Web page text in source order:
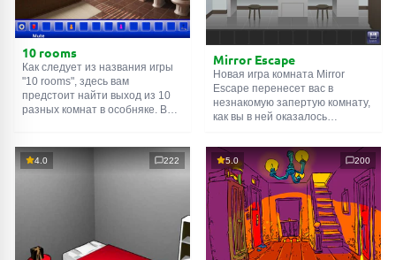
10 rooms
Как следует из названия игры
"10 rooms", здесь вам
предстоит найти выход из 10
разных комнат в особняке. В
их, чтобы выйти. Выход из
одной комнаты является
Mirror Escape
Новая игра комната Mirror
Escape перенесет вас в
незнакомую запертую комнату,
как вы в ней оказалось
смекалки попробуйте решить
все, приготовленные авторами
для вас, головоломки и найти
выход на свободу.
Внимательно осмотрите
помещение, возможно вы
сможете найти какие-нибудь
подсказки. Желаем удачи!
4.0 222 5.0 200